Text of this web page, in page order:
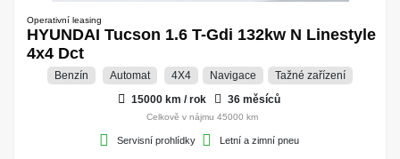
Operativní leasing
HYUNDAI Tucson 1.6 T-Gdi 132kw N Linestyle
4x4 Dct
Benzín Automat 4X4 Navigace
Tažné zařízení
15000 km / rok
36 měsíců
Celkově v nájmu 45000 km
Servisní prohlídky Letní a zimní pneu